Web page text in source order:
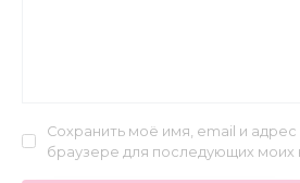
Сохранить моё имя, email и адрес
браузере для последующих моих